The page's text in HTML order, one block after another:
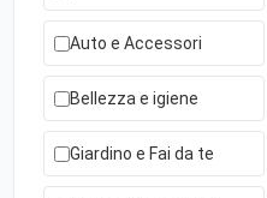
Auto e Accessori
Bellezza e igiene
Giardino e Fai da te